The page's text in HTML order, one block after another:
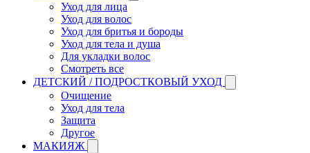
Уход для лица
Уход для волос
Уход для бритья и бороды
Уход для тела и душа
Для укладки волос
Смотреть все
ДЕТСКИЙ / ПОДРОСТКОВЫЙ УХОД
Очищение
Уход для тела
Защита
Другое
МАКИЯЖ